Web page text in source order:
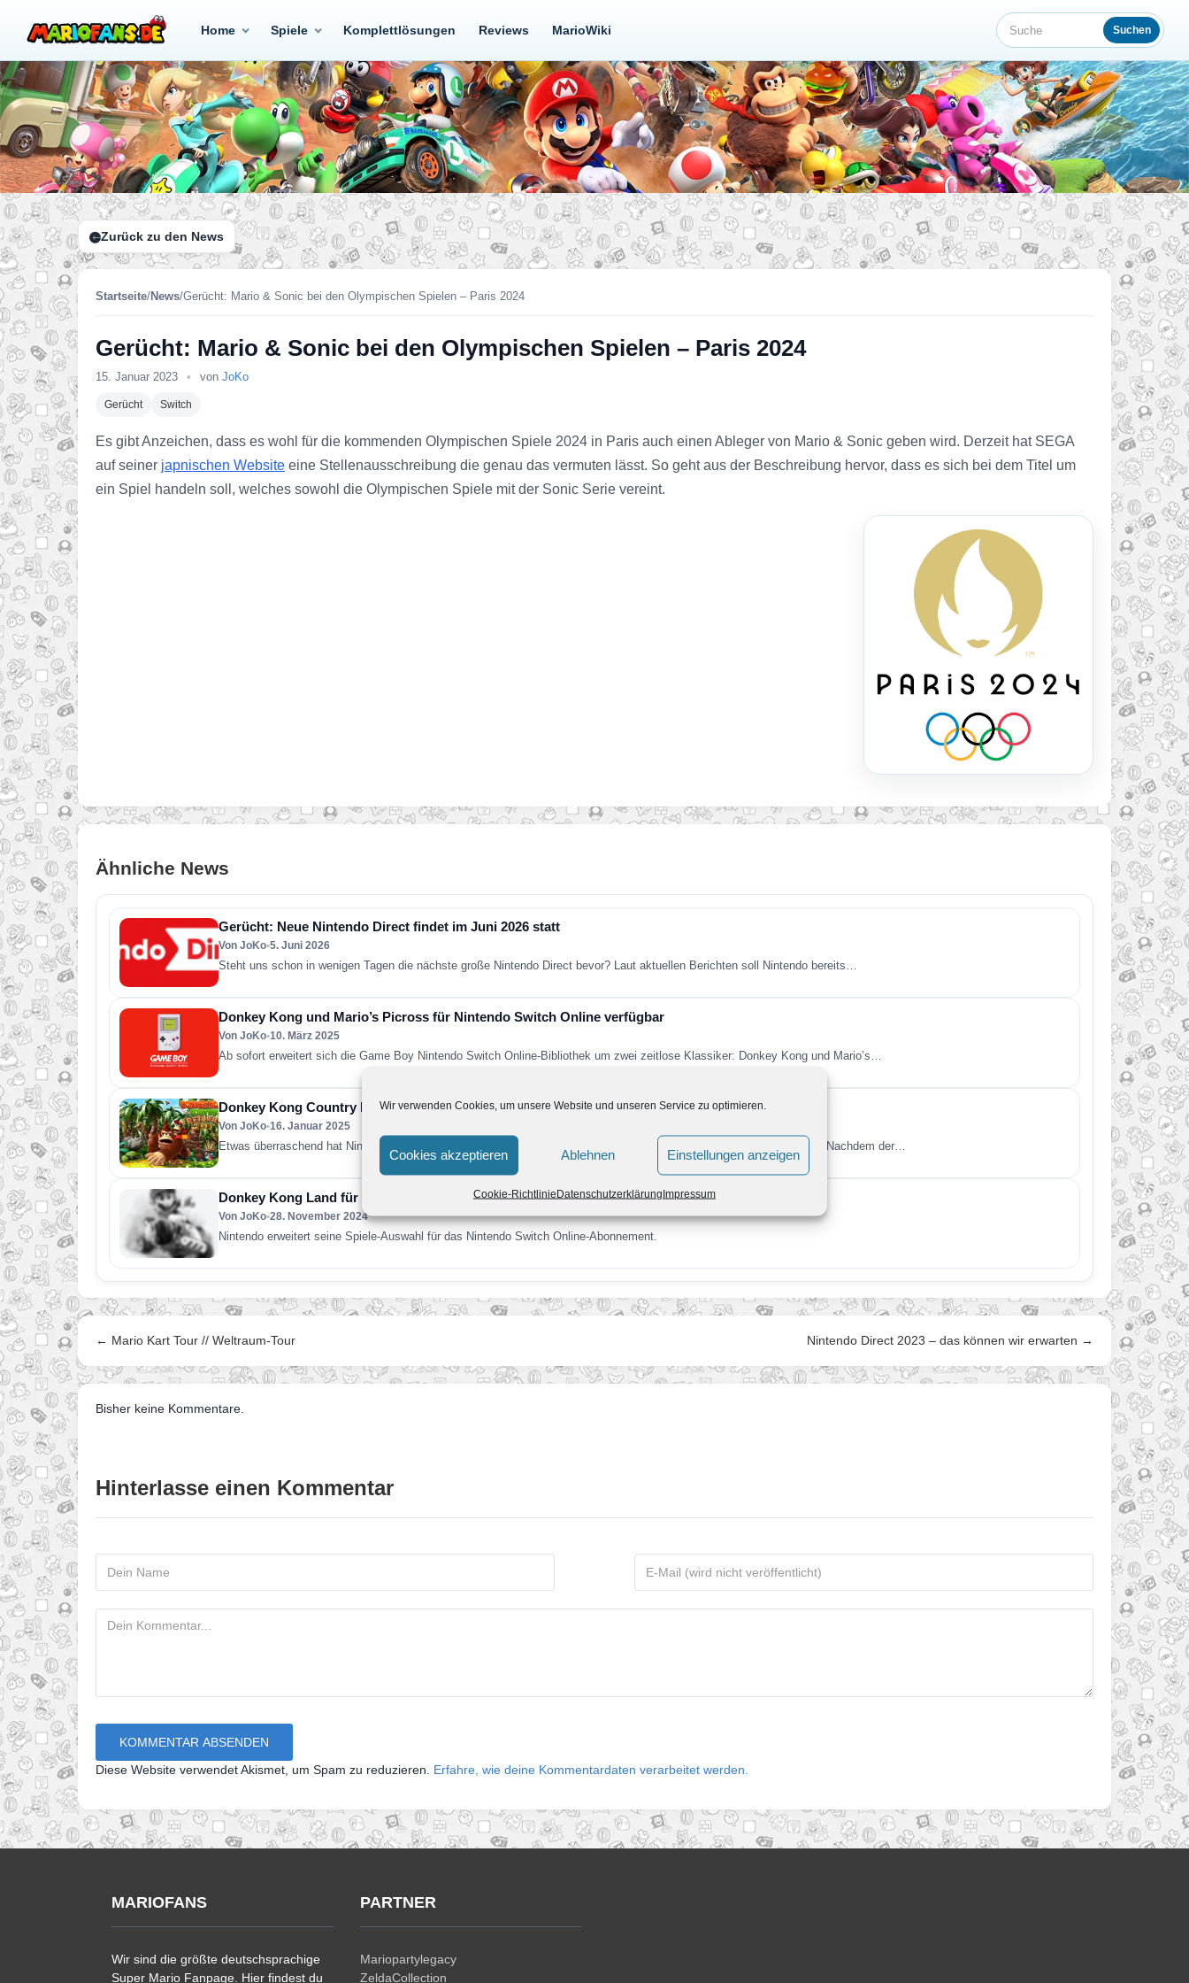
Wir verwenden Cookies, um unsere Website und unseren Service zu optimieren.
Cookies akzeptieren Ablehnen Einstellungen anzeigen
Cookie-RichtlinieDatenschutzerklärungImpressum
Home Spiele Komplettlösungen Reviews MarioWiki Suche Suchen
Zurück zu den News
Startseite/News/Gerücht: Mario & Sonic bei den Olympischen Spielen – Paris 2024
Gerücht: Mario & Sonic bei den Olympischen Spielen – Paris 2024
15. Januar 2023 • von JoKo
Gerücht Switch
Es gibt Anzeichen, dass es wohl für die kommenden Olympischen Spiele 2024 in Paris auch einen Ableger von Mario & Sonic geben wird. Derzeit hat SEGA
auf seiner japnischen Website eine Stellenausschreibung die genau das vermuten lässt. So geht aus der Beschreibung hervor, dass es sich bei dem Titel um
ein Spiel handeln soll, welches sowohl die Olympischen Spiele mit der Sonic Serie vereint.
Ähnliche News
Gerücht: Neue Nintendo Direct findet im Juni 2026 statt
Von JoKo•5. Juni 2026
Steht uns schon in wenigen Tagen die nächste große Nintendo Direct bevor? Laut aktuellen Berichten soll Nintendo bereits…
Donkey Kong und Mario’s Picross für Nintendo Switch Online verfügbar
Von JoKo•10. März 2025
Ab sofort erweitert sich die Game Boy Nintendo Switch Online-Bibliothek um zwei zeitlose Klassiker: Donkey Kong und Mario’s…
Donkey Kong Country Returns HD in Europa erschienen
Von JoKo•16. Januar 2025
Etwas überraschend hat Nintendo im vergangenen Jahr Donkey Kong Country Returns HD für die Switch angekündigt. Nachdem der…
Donkey Kong Land für Switch Online
Von JoKo•28. November 2024
Nintendo erweitert seine Spiele-Auswahl für das Nintendo Switch Online-Abonnement.
← Mario Kart Tour // Weltraum-Tour Nintendo Direct 2023 – das können wir erwarten →
Bisher keine Kommentare.
Hinterlasse einen Kommentar
Diese Website verwendet Akismet, um Spam zu reduzieren. Erfahre, wie deine Kommentardaten verarbeitet werden.
MARIOFANS
Wir sind die größte deutschsprachige
Super Mario Fanpage. Hier findest du
PARTNER
Mariopartylegacy
ZeldaCollection